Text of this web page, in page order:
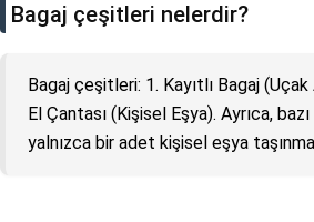
Bagaj çeşitleri nelerdir?
Bagaj çeşitleri: 1. Kayıtlı Bagaj (Uçak
El Çantası (Kişisel Eşya). Ayrıca,
yalnızca bir adet kişisel eşya